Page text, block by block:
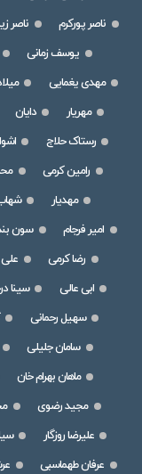
ناصر پورکرم
ناصر
یوسف زمانی
مهدی یغمایی
مهریار
دایان
رستاک حلاج
رامین کرمی
مهدیار
امیر فرجام
سون
رضا کرمی
علی
ابی عالی
سینا
سهیل رحمانی
سامان جلیلی
ماهان بهرام خان
مجید رضوی
علیرضا روزگار
عرفان طهماسبی